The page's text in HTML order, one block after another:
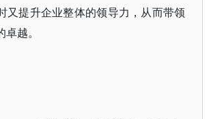
又提升企业整体的领导力，从而带领
越。